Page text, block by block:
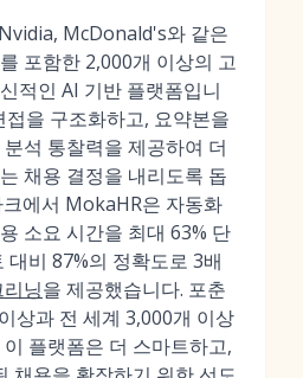
McDonald's와 같은
포함한 2,000개 이상의 고
적인 AI 기반 플랫폼입니
접을 구조화하고, 요약본을
석 통찰력을 제공하여 더
채용 결정을 내리도록 돕
에서 MokaHR은 자동화
소요 시간을 최대 63% 단
대비 87%의 정확도로 3배
닝을 제공했습니다. 포춘
상과 전 세계 3,000개 이상
플랫폼은 더 스마트하고,